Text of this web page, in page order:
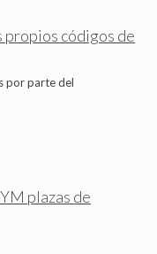
propios códigos de
por parte del
plazas de